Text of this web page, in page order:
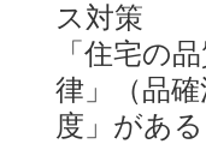
ス対策
「住宅の
律」（品
度」があ